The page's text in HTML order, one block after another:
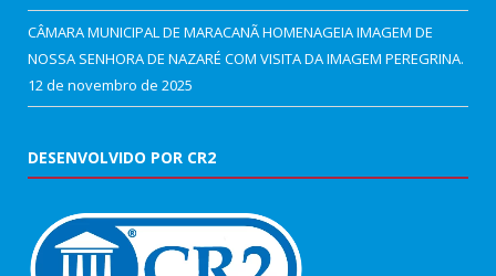
CÂMARA MUNICIPAL DE MARACANÃ HOMENAGEIA IMAGEM DE
NOSSA SENHORA DE NAZARÉ COM VISITA DA IMAGEM PEREGRINA.
12 de novembro de 2025
DESENVOLVIDO POR CR2